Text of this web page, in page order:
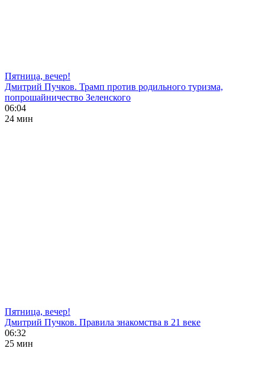
Пятница, вечер!
Дмитрий Пучков. Трамп против родильного туризма,
попрошайничество Зеленского
06:04
24 мин
Пятница, вечер!
Дмитрий Пучков. Правила знакомства в 21 веке
06:32
25 мин